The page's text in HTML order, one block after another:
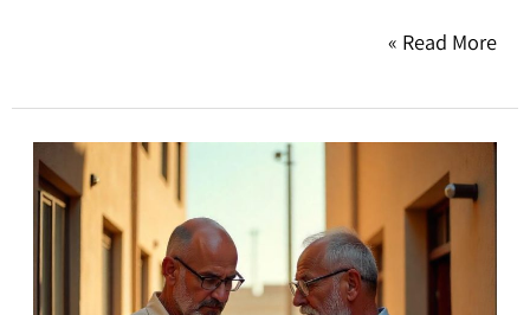
Read More »
קיבלתם
דירה
בירושה?
תהפכו